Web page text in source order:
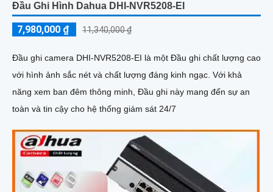
Đầu Ghi Hình Dahua DHI-NVR5208-EI
7,980,000 ₫ 11,340,000 ₫
Đầu ghi camera DHI-NVR5208-EI là một Đầu ghi chất lượng cao
với hình ảnh sắc nét và chất lượng đáng kinh ngạc. Với khả
năng xem ban đêm thông minh, Đầu ghi này mang đến sự an
toàn và tin cậy cho hệ thống giám sát 24/7